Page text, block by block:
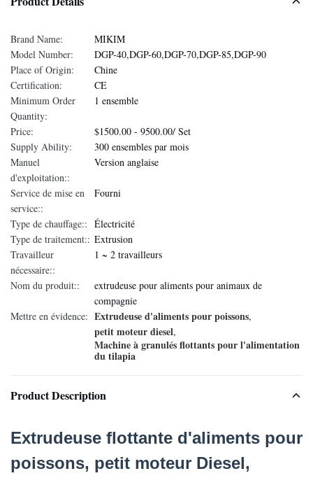
Brand Name:
MIKIM
Model Number:
DGP-40,DGP-60,DGP-70,DGP-85,DGP-90
Place of Origin:
Chine
Certification:
CE
Minimum Order
Quantity:
1 ensemble
Price:
$1500.00 - 9500.00/ Set
Supply Ability:
300 ensembles par mois
Manuel
d'exploitation::
Version anglaise
Service de mise en
service::
Fourni
Type de chauffage:: Électricité
Type de traitement:: Extrusion
Travailleur
nécessaire::
1 ~ 2 travailleurs
Nom du produit::
extrudeuse pour aliments pour animaux de
compagnie
Mettre en évidence: Extrudeuse d'aliments pour poissons,
petit moteur diesel,
Machine à granulés flottants pour l'alimentation
du tilapia
Product Description
Extrudeuse flottante d'aliments pour
poissons, petit moteur Diesel,